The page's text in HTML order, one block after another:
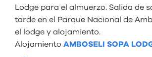
Lodge para el almuerzo. Salida de
tarde en el Parque Nacional de
el lodge y alojamiento.
Alojamiento AMBOSELI SOPA